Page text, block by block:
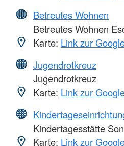
Betreutes Wohnen
Betreutes Wohnen
Karte: Link zur
Jugendrotkreuz
Jugendrotkreuz
Karte: Link zur
Kindertagesstätte
Karte: Link zur